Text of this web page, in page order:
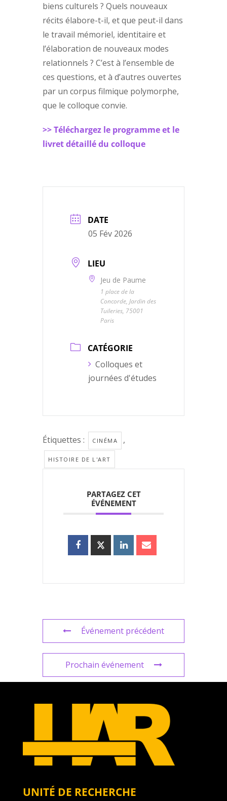
biens culturels ? Quels nouveaux
récits élabore-t-il, et que peut-il dans
le travail mémoriel, identitaire et
l’élaboration de nouveaux modes
relationnels ? C’est à l’ensemble de
ces questions, et à d’autres ouvertes
par un corpus filmique polymorphe,
que le colloque convie.
>> Téléchargez le programme et le
livret détaillé du colloque
DATE
05 Fév 2026
LIEU
Jeu de Paume
1 place de la
Concorde, Jardin des
Tuileries, 75001
Paris
CATÉGORIE
Colloques et
journées d'études
Étiquettes : CINÉMA ,
HISTOIRE DE L'ART
PARTAGEZ CET
ÉVÉNEMENT
Événement précédent
Prochain événement
UNITÉ DE RECHERCHE